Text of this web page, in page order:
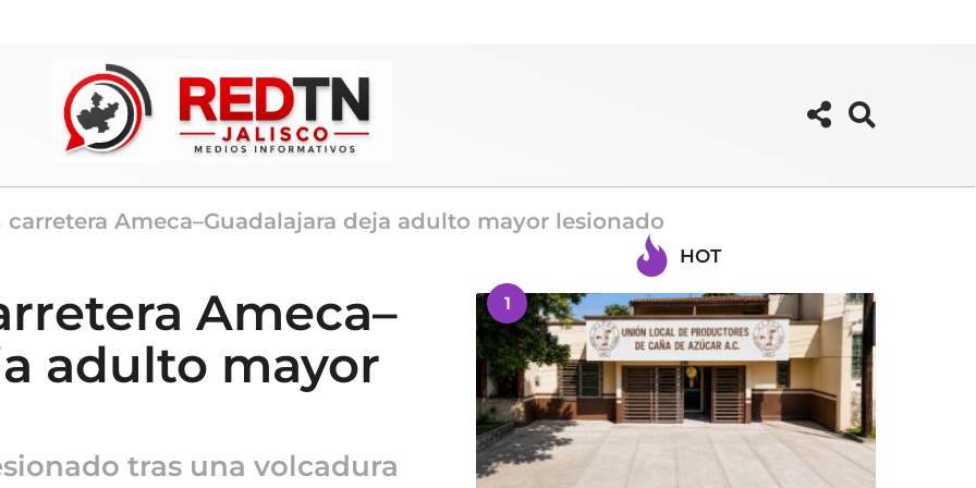
carretera Ameca–Guadalajara deja adulto mayor lesionado
Ameca–
adulto mayor
tras una volcadura
HOT
1